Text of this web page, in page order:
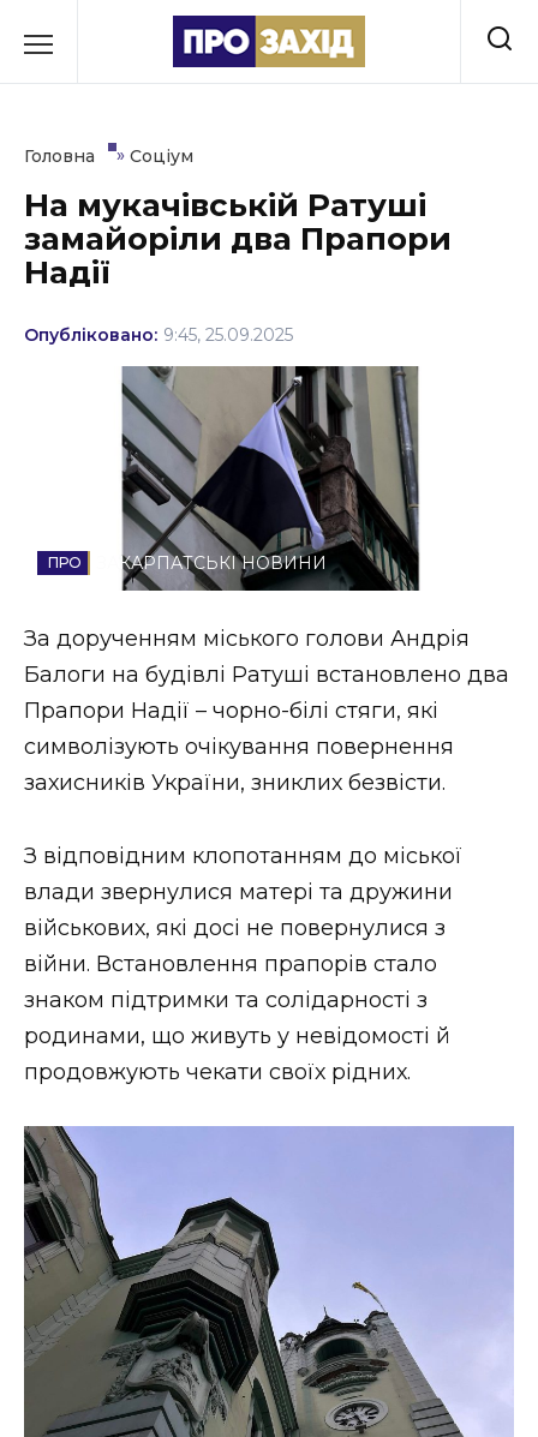
до
Культура
Освіта
Події
Політика
Соціум
Стиль життя
Втрачений Ужгород (відеоверсія)
ЗАКАРПАТСЬКІ НОВИНИ
НОВИНИ ЗАХІДНОЇ УКРАЇНИ
ФОТО
ВІДЕО
Головна » Соціум
На мукачівській Ратуші
замайоріли два Прапори
Надії
Опубліковано: 9:45, 25.09.2025
ЗАКАРПАТСЬКІ НОВИНИ
За дорученням міського голови Андрія
Балоги на будівлі Ратуші встановлено два
Прапори Надії – чорно-білі стяги, які
символізують очікування повернення
захисників України, зниклих безвісти.
З відповідним клопотанням до міської
влади звернулися матері та дружини
військових, які досі не повернулися з
війни. Встановлення прапорів стало
знаком підтримки та солідарності з
родинами, що живуть у невідомості й
продовжують чекати своїх рідних.